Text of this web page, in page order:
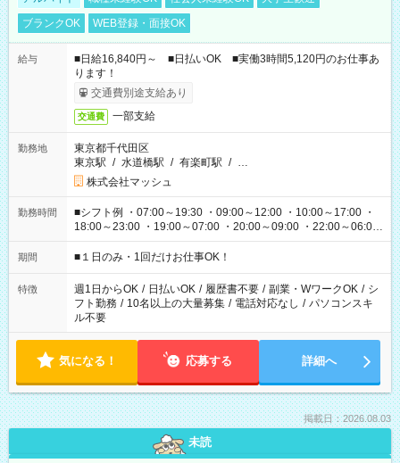
ブランクOK
WEB登録・面接OK
給与
■日給16,840円～ ■日払いOK ■実働3時間5,120円のお仕事あ
ります！
交通費別途支給あり
交通費 一部支給
勤務地
東京都千代田区
東京駅 / 水道橋駅 / 有楽町駅 / …
株式会社マッシュ
勤務時間
■シフト例 ・07:00～19:30 ・09:00～12:00 ・10:00～17:00 ・
18:00～23:00 ・19:00～07:00 ・20:00～09:00 ・22:00～06:00
etc ★最短で3時間で5,120円のお仕事から 15時間で2万円近く稼
げるお仕事も！ ご希望のお時間に合わせてご紹介！ ※シフトは
ください！
期間 ■１日のみ・1回だけお仕事OK！
特徴 週1日からOK / 日払いOK / 履歴書不要 / 副業・WワークOK / シ
フト勤務 / 10名以上の大量募集 / 電話対応なし / パソコンスキ
ル不要
気になる！ 応募する 詳細へ
掲載日：2026.08.03
未読